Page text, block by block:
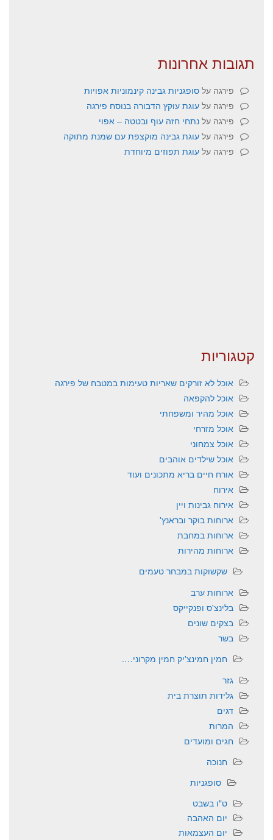
תגובות אחרונות
פירגה על סופגניות גבינה קינמוניות אפויות
פירגה על עוגת עוקץ הדבורה בנוסח פירגה
פירגה על נתחי חזה עוף ובטטה – אפוי
פירגה על עוגת גבינה מוקצפת עם שמנת מתוקה
פירגה על עוגת תפוזים מיוחדת
קטגוריות
אוכל לא זורקים שאריות טעימות במטבח של פירגה
אוכל להקפאה
אוכל מהיר ומשפחתי
אוכל מזרחי
אוכל צמחוני
אוכל שילדים אוהבים
אורח חיים בריא מתכונים ועוד
אירוח
אירוח גבינות ויין
ארוחות בוקר ובראנץ'
ארוחות במחבת
ארוחות מהירות
שקשוקות במבחר טעמים
ארוחות ערב
בלינצ'ס ופנקייקס
בצקים שונים
בשר
חמין חמינצ'יק חמין מקרוני….
גזר
גלידות תוצרת בית
דגים
המרות
חגים ומועדים
חנוכה
סופגניות
ט"ו בשבט
יום האהבה
יום העצמאות